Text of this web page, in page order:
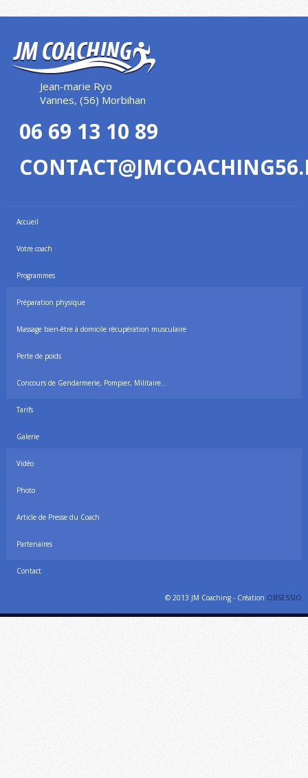
Jean-marie Ryo
Vannes, (56) Morbihan
06 69 13 10 89
Accueil
Votre coach
Programmes
Préparation physique
Massage bien-être à domicile récupération musculaire
Perte de poids
Concours de Gendarmerie, Pompier, Militaire…
Tarifs
Galerie
Vidéo
Photo
Article de Presse du Coach
Partenaires
Contact
© 2013 JM Coaching - Création OBSESSIO